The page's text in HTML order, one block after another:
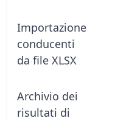
Importazione
conducenti
da file XLSX
Archivio dei
risultati di